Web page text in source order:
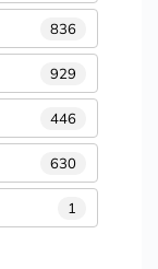
836
929
446
630
1